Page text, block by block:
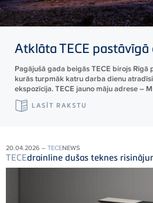
AtklātaTECE pastāvīgā
Pagājušā gada beigās TECE birojs Rīgā
kurās turpmāk katru darba dienu
ekspozīcija. TECE jauno māju adrese –
LASĪT RAKSTU
20.04.2026 – TECENEWS
TECEdrainline dušas teknes